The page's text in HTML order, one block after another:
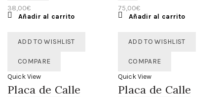
38,00€
Añadir al carrito
75,00€
Añadir al carrito
ADD TO WISHLIST
COMPARE
Quick View
Placa de Calle
ADD TO WISHLIST
COMPARE
Quick View
Placa de Calle